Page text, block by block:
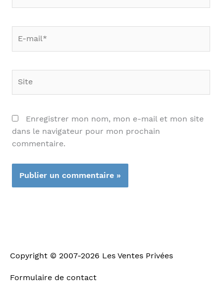
Enregistrer mon nom, mon e-mail et mon site
dans le navigateur pour mon prochain
commentaire.
Copyright © 2007-2026 Les Ventes Privées
Formulaire de contact